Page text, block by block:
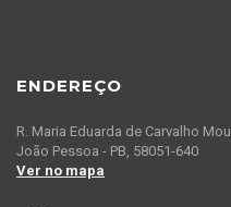
ENDEREÇO
R. Maria Eduarda de Carvalho
João Pessoa - PB, 58051-640
Ver no mapa